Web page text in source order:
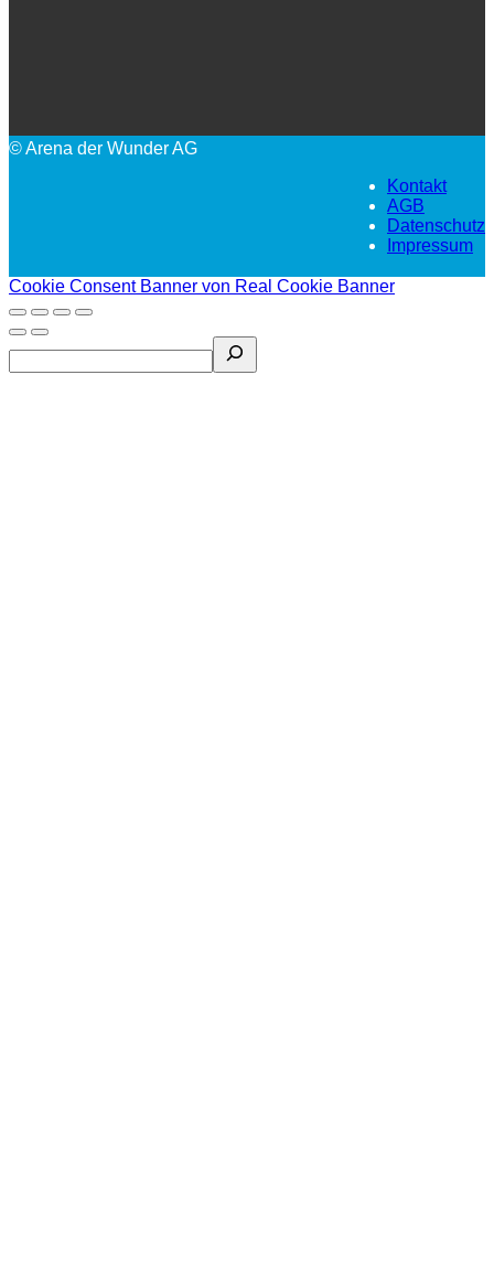
© Arena der Wunder AG
Kontakt
AGB
Datenschutz
Impressum
Cookie Consent Banner von Real Cookie Banner